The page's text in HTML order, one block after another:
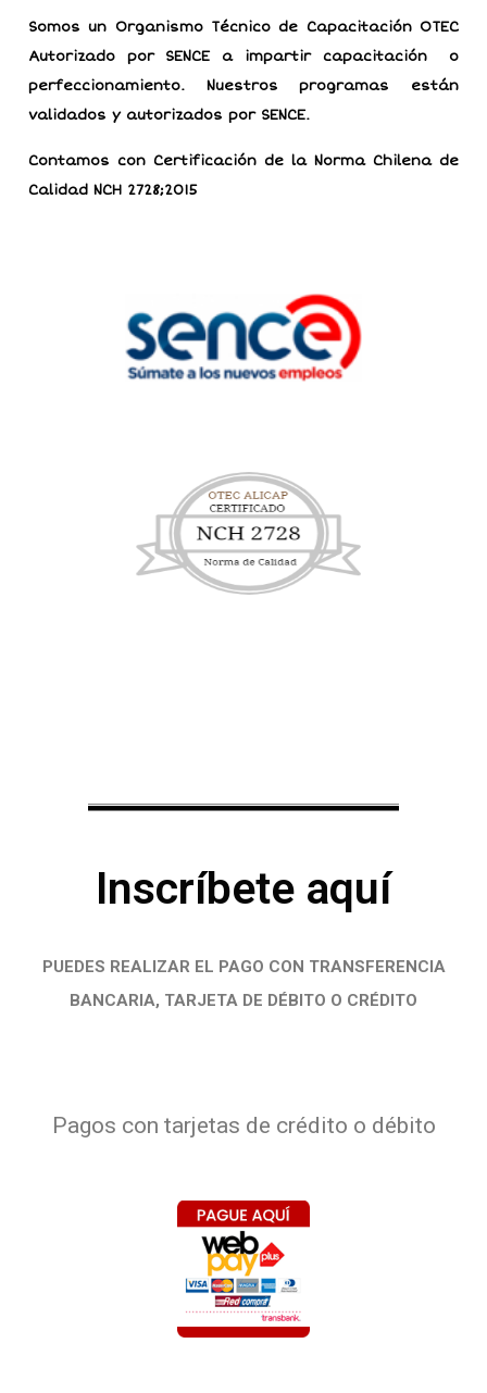
Somos un Organismo Técnico de Capacitación OTEC
Autorizado por SENCE a impartir capacitación o
perfeccionamiento. Nuestros programas están
validados y autorizados por SENCE.
Contamos con Certificación de la Norma Chilena de
Calidad NCH 2728;2015
Inscríbete aquí
PUEDES REALIZAR EL PAGO CON TRANSFERENCIA
BANCARIA, TARJETA DE DÉBITO O CRÉDITO
Pagos con tarjetas de crédito o débito